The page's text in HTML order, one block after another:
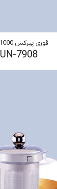
قوری پیرکس 1000میل
UN-7908